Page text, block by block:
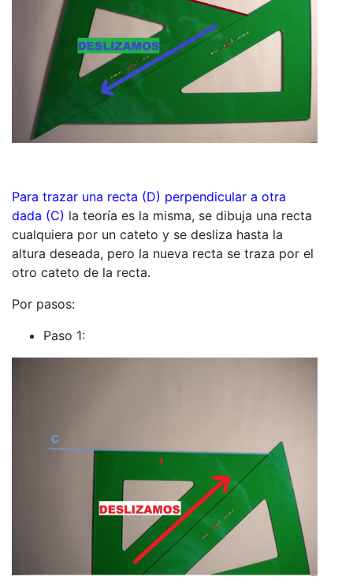
Para trazar una recta (D) perpendicular a otra
dada (C) la teoría es la misma, se dibuja una recta
cualquiera por un cateto y se desliza hasta la
altura deseada, pero la nueva recta se traza por el
otro cateto de la recta.
Por pasos:
Paso 1: